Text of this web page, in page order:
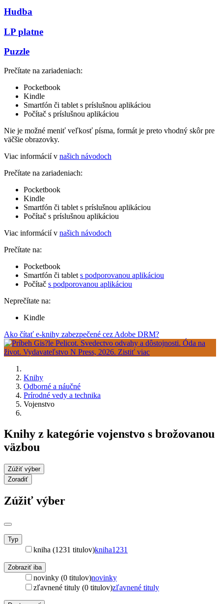
Hudba
LP platne
Puzzle
Prečítate na zariadeniach:
Pocketbook
Kindle
Smartfón či tablet s príslušnou aplikáciou
Počítač s príslušnou aplikáciou
Nie je možné meniť veľkosť písma, formát je preto vhodný skôr pre
väčšie obrazovky.
Viac informácií v našich návodoch
Prečítate na zariadeniach:
Pocketbook
Kindle
Smartfón či tablet s príslušnou aplikáciou
Počítač s príslušnou aplikáciou
Viac informácií v našich návodoch
Prečítate na:
Pocketbook
Smartfón či tablet s podporovanou aplikáciou
Počítač s podporovanou aplikáciou
Neprečítate na:
Kindle
Ako čítať e-knihy zabezpečené cez Adobe DRM?
Knihy
Odborné a náučné
Prírodné vedy a technika
Vojenstvo
Knihy z kategórie vojenstvo s brožovanou
väzbou
Zúžiť výber
Zoradiť
Zúžiť výber
Typ
kniha (1231 titulov)kniha1231
Zobraziť iba
novinky (0 titulov)novinky
zľavnené tituly (0 titulov)zľavnené tituly